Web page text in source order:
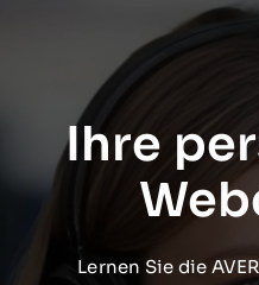
Ihre
Lernen Sie die